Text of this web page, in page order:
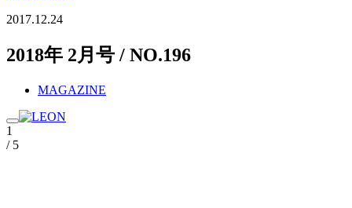
2017.12.24
2018年 2月号 / NO.196
MAGAZINE
1
/ 5